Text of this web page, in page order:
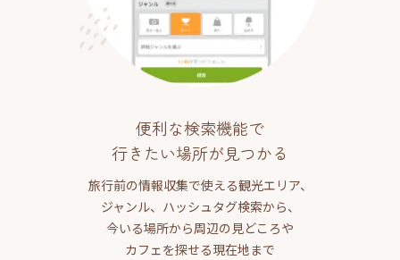
便利な検索機能で
行きたい場所が見つかる
旅行前の情報収集で使える観光エリア、
ジャンル、ハッシュタグ検索から、
今いる場所から周辺の見どころや
カフェを探せる現在地まで